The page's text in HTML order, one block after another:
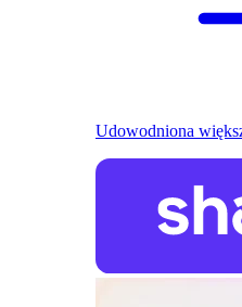
Udowodniona